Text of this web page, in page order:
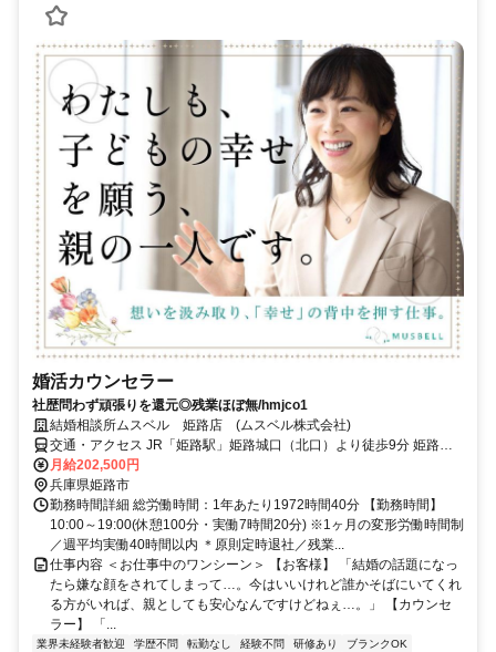
婚活カウンセラー
社歴問わず頑張りを還元◎残業ほぼ無/hmjco1
結婚相談所ムスベル 姫路店 (ムスベル株式会社)
交通・アクセス JR「姫路駅」姫路城口（北口）より徒歩9分 姫路駅
／山陽姫路駅／御着駅からもアクセス便利♪
月給202,500円
兵庫県姫路市
勤務時間詳細 総労働時間：1年あたり1972時間40分 【勤務時間】
10:00～19:00(休憩100分・実働7時間20分) ※1ヶ月の変形労働時間制
／週平均実働40時間以内 ＊原則定時退社／残業...
仕事内容 ＜お仕事中のワンシーン＞ 【お客様】 「結婚の話題になっ
たら嫌な顔をされてしまって…。今はいいけれど誰かそばにいてくれ
る方がいれば、親としても安心なんですけどねぇ…。」 【カウンセ
ラー】 「...
業界未経験者歓迎 学歴不問 転勤なし 経験不問 研修あり
ブランクOK